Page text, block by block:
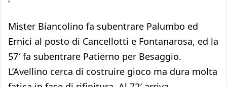
Mister Biancolino fa subentrare Palumbo ed
Ernici al posto di Cancellotti e Fontanarosa, ed la
57′ fa subentrare Patierno per Besaggio.
L’Avellino cerca di costruire gioco ma dura molta